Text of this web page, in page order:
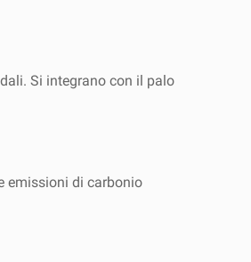
Si integrano con il palo
emissioni di carbonio